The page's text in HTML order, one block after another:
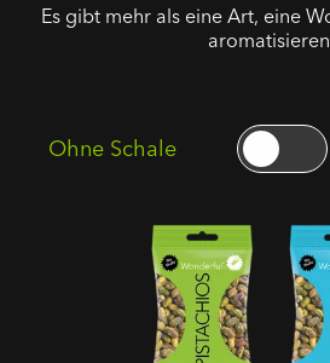
Es gibt mehr als eine Art, eine
Ohne Schale
Geröstete
Gesalzene
Pistazienkerne